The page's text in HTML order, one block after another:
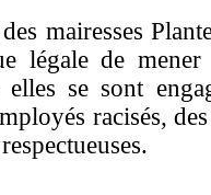
mairesses
légale de mener
se sont
racisés,